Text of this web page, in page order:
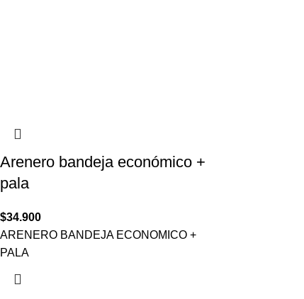
Arenero bandeja económico +
pala
$34.900
ARENERO BANDEJA ECONOMICO +
PALA